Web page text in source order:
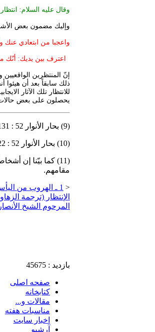
وقال علیه السلام:
وإليك مضمون بعض
واعجبا من ابتعادي عنك
اعترف بين يديك: أنّك
إنّ المنتظرين
ذلك سابقاً بعد أن هيئوا
للانتظار تلك الآثار
يحصلون على بعض حالات
(9) بحار الأنوار 52 : 131 .
(10) بحار الأنوار 52 : 122 .
(11) كما بيّنا إن
مقامهم.
< 1 ـ الهروب من اليأس والروح الانهزامية
الإنتظار (ترجمة
المرحوم الشيخ
بازدید : 45675
صفحه اصلی
کتابخانه
مقالات و...
مناسبات هفته
اخبار سايت
آرشيو